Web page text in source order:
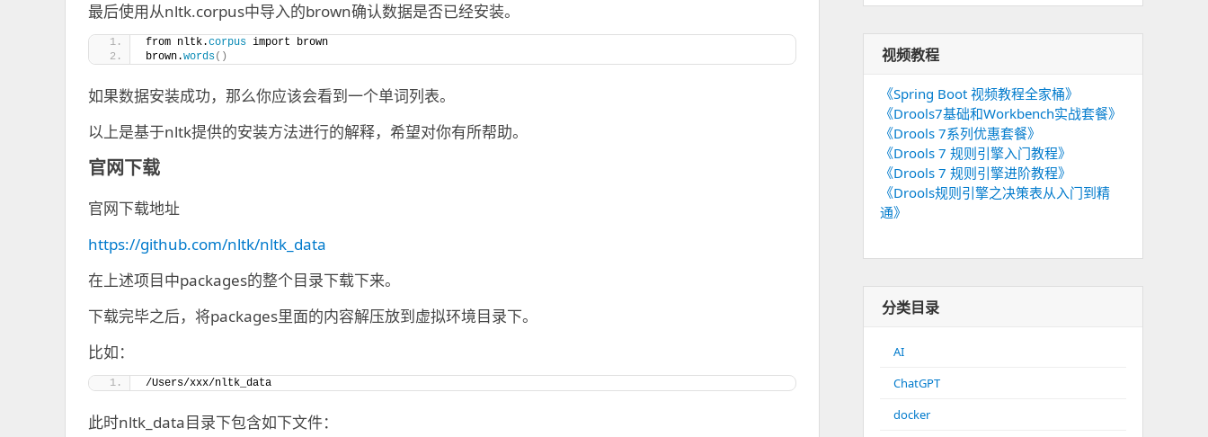
最后使用从nltk.corpus中导入的brown确认数据是否已经安装。
from nltk.corpus import brown
brown.words()
如果数据安装成功，那么你应该会看到一个单词列表。
以上是基于nltk提供的安装方法进行的解释，希望对你有所帮助。
官网下载
官网下载地址
https://github.com/nltk/nltk_data
在上述项目中packages的整个目录下载下来。
下载完毕之后，将packages里面的内容解压放到虚拟环境目录下。
比如：
/Users/xxx/nltk_data
此时nltk_data目录下包含如下文件：
视频教程
《Spring Boot 视频教程全家桶》
《Drools7基础和Workbench实战套餐》
《Drools 7系列优惠套餐》
《Drools 7 规则引擎入门教程》
《Drools 7 规则引擎进阶教程》
《Drools规则引擎之决策表从入门到精
通》
分类目录
AI
ChatGPT
docker